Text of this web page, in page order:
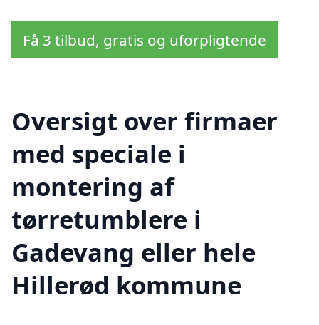
Få 3 tilbud, gratis og uforpligtende
Oversigt over firmaer
med speciale i
montering af
tørretumblere i
Gadevang eller hele
Hillerød kommune